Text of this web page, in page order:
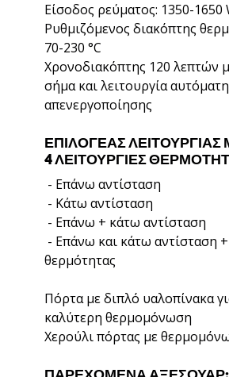
Είσοδος ρεύματος: 1350-1650
Ρυθμιζόμενος διακόπτης
70-230 °C
Χρονοδιακόπτης 120 λεπτών
σήμα και λειτουργία
απενεργοποίησης
ΕΠΙΛΟΓΈΑΣ ΛΕΙΤΟΥΡΓΊΑΣ
4 ΛΕΙΤΟΥΡΓΊΕΣ
- Επάνω αντίσταση
- Κάτω αντίσταση
- Επάνω + κάτω αντίσταση
- Επάνω και κάτω αντίσταση
θερμότητας
Πόρτα με διπλό υαλοπίνακα
καλύτερη θερμομόνωση
Χερούλι πόρτας με